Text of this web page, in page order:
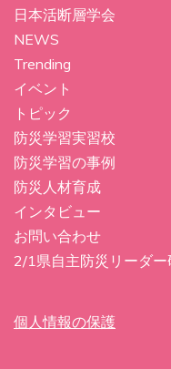
日本活断層学会
NEWS
Trending
イベント
トピック
防災学習実習校
防災学習の事例
防災人材育成
インタビュー
お問い合わせ
2/1県自主防災リーダー
個人情報の保護